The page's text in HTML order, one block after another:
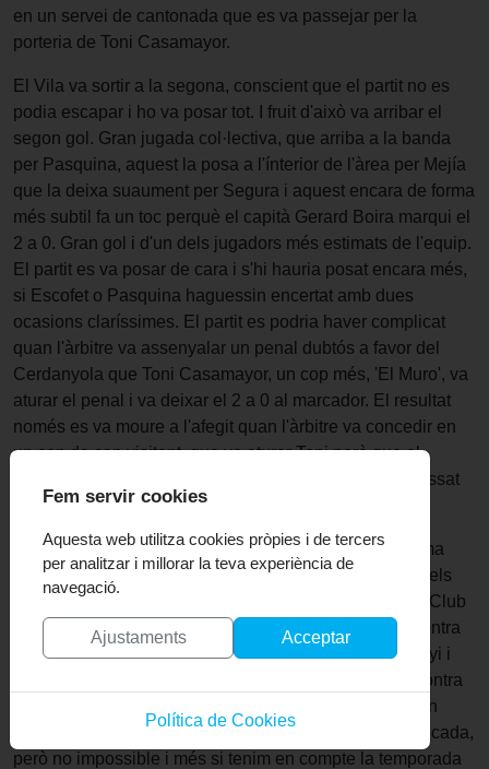
en un servei de cantonada que es va passejar per la
porteria de Toni Casamayor.
El Vila va sortir a la segona, conscient que el partit no es
podia escapar i ho va posar tot. I fruit d'això va arribar el
segon gol. Gran jugada col·lectiva, que arriba a la banda
per Pasquina, aquest la posa a l'ínterior de l'àrea per Mejía
que la deixa suaument per Segura i aquest encara de forma
més subtil fa un toc perquè el capità Gerard Boira marqui el
2 a 0. Gran gol i d'un dels jugadors més estimats de l'equip.
El partit es va posar de cara i s'hi hauria posat encara més,
si Escofet o Pasquina haguessin encertat amb dues
ocasions claríssimes. El partit es podria haver complicat
quan l'àrbitre va assenyalar un penal dubtós a favor del
Cerdanyola que Toni Casamayor, un cop més, 'El Muro', va
aturar el penal i va deixar el 2 a 0 al marcador. El resultat
només es va moure a l'afegit quan l'àrbitre va concedir en
un cop de cap visitant, que va aturar Toni però que el
col·legiat va donar gol en considerar que havia traspassat
la línia en una decisió incomprensible.
Amb aquesta victòria els penedesencs arriben a l'última
jornada amb 47 punts i en tercera posició. Així doncs, els
càlculs són fàcils. El Vila necessita guanyar al Esport Club
Granollers aquest diumenge i que el Terrassa perdi contra
el Girona B. Una altra opció és que el Vilafranca guanyi i
que el Terrassa empati els dos partits que li queden contra
els gironins (dimecres en partit pendent) i diumenge en
l'última jornada de la segona fase. Combinació complicada,
però no impossible i més si tenim en compte la temporada
Fem servir cookies
Aquesta web utilitza cookies pròpies i de tercers
per analitzar i millorar la teva experiència de
navegació.
Ajustaments Acceptar
Política de Cookies